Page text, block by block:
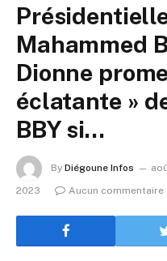
Mahammed
Dionne
éclatante »
BBY si…
By Diégoune Infos
2023
Aucun commentaire